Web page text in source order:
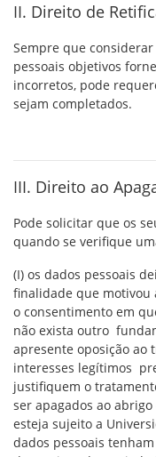
II. Direito de
Sempre que
pessoais objetivos
incorretos, pode
sejam completados.
III. Direito ao
Pode solicitar que os
quando se verifique
(I) os dados pessoais
finalidade que motivou
o consentimento em
não exista outro
apresente oposição ao
interesses legítimos
justifiquem o
ser apagados ao
esteja sujeito a
dados pessoais